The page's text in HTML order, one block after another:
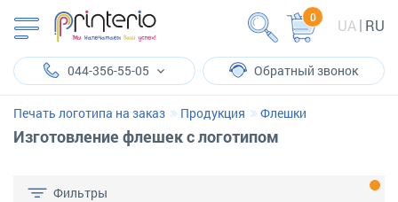
UA RU
0
044-356-55-05 Обратный звонок
Изготовление флешек с логотипом
Печать логотипа на заказ Продукция Флешки
Фильтры